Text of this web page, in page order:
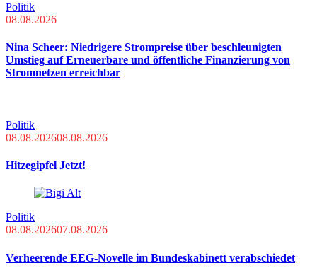
Politik
08.08.2026
Nina Scheer: Niedrigere Strompreise über beschleunigten
Umstieg auf Erneuerbare und öffentliche Finanzierung von
Stromnetzen erreichbar
Politik
08.08.202608.08.2026
Hitzegipfel Jetzt!
Politik
08.08.202607.08.2026
Verheerende EEG-Novelle im Bundeskabinett verabschiedet